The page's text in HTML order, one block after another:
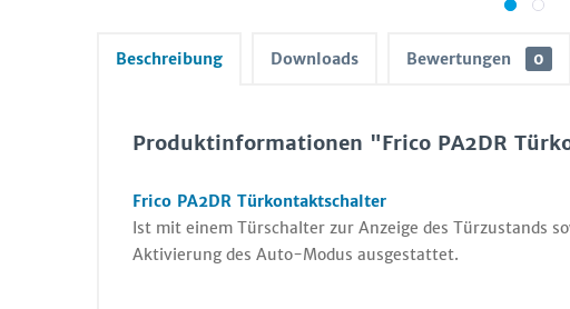
Beschreibung Downloads Bewertungen 0
Produktinformationen "Frico PA2DR
Frico PA2DR Türkontaktschalter
Ist mit einem Türschalter zur Anzeige des Türzustands
Aktivierung des Auto-Modus ausgestattet.